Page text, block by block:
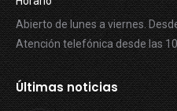
Abierto de lunes a viernes.
Atención telefónica desde las
Últimas noticias